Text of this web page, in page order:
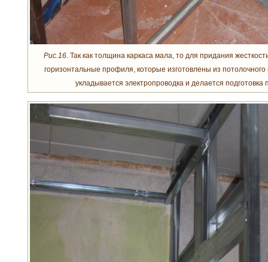
Рис.16. Так как толщина каркаса мала, то для придания
горизонтальные профиля, которые изготовлены из
укладывается электропроводка и делается подготовка